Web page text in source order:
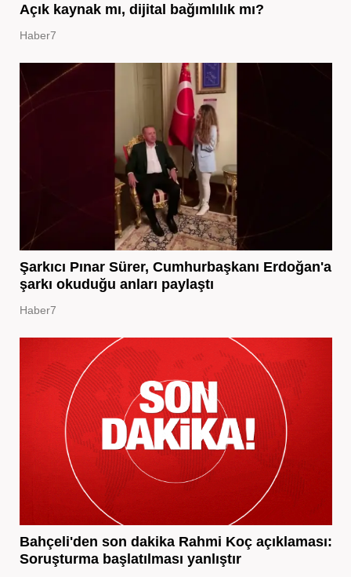
Açık kaynak mı, dijital bağımlılık mı?
Haber7
Şarkıcı Pınar Sürer, Cumhurbaşkanı Erdoğan'a
şarkı okuduğu anları paylaştı
Haber7
Bahçeli'den son dakika Rahmi Koç açıklaması:
Soruşturma başlatılması yanlıştır